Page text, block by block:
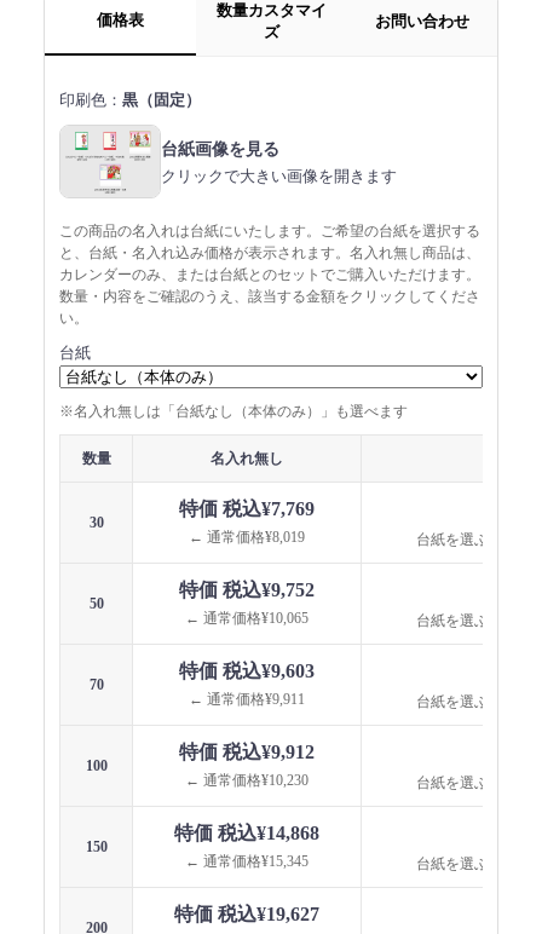
価格表
数量カスタマイ
ズ
お問い合わせ
印刷色： 黒（固定）
台紙画像を見る
クリックで大きい画像を開きます
この商品の名入れは台紙にいたします。ご希望の台紙を選択する
と、台紙・名入れ込み価格が表示されます。名入れ無し商品は、
カレンダーのみ、または台紙とのセットでご購入いただけます。
数量・内容をご確認のうえ、該当する金額をクリックしてくださ
い。
台紙
※名入れ無しは「台紙なし（本体のみ）」も選べます
数量 名入れ無し
30
特価 税込¥7,769
← 通常価格¥8,019 台紙を選ぶと価格
50
特価 税込¥9,752
← 通常価格¥10,065 台紙を選ぶと価格
70
特価 税込¥9,603
← 通常価格¥9,911 台紙を選ぶと価格
100
特価 税込¥9,912
← 通常価格¥10,230 台紙を選ぶと価格
150
特価 税込¥14,868
← 通常価格¥15,345 台紙を選ぶと価格
200
特価 税込¥19,627